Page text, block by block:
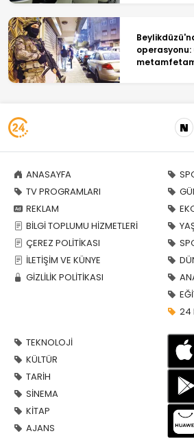
operasyonu:
ANASAYFA
TV PROGRAMLARI
REKLAM
BİLGİ TOPLUMU HİZMETLERİ
ÇEREZ POLİTİKASI
İLETİŞİM VE KÜNYE
GİZLİLİK POLİTİKASI
24
TEKNOLOJİ
KÜLTÜR
TARİH
SİNEMA
KİTAP
AJANS